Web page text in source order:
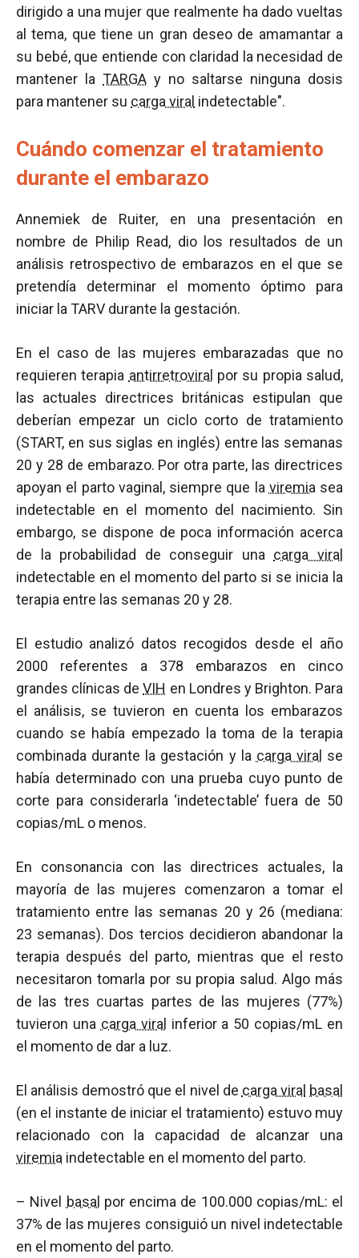
dirigido a una mujer que realmente ha dado vueltas
al tema, que tiene un gran deseo de amamantar a
su bebé, que entiende con claridad la necesidad de
mantener la TARGA y no saltarse ninguna dosis
para mantener su carga viral indetectable".
Cuándo comenzar el tratamiento
durante el embarazo
Annemiek de Ruiter, en una presentación en
nombre de Philip Read, dio los resultados de un
análisis retrospectivo de embarazos en el que se
pretendía determinar el momento óptimo para
iniciar la TARV durante la gestación.
En el caso de las mujeres embarazadas que no
requieren terapia antirretroviral por su propia salud,
las actuales directrices británicas estipulan que
deberían empezar un ciclo corto de tratamiento
(START, en sus siglas en inglés) entre las semanas
20 y 28 de embarazo. Por otra parte, las directrices
apoyan el parto vaginal, siempre que la viremia sea
indetectable en el momento del nacimiento. Sin
embargo, se dispone de poca información acerca
de la probabilidad de conseguir una carga viral
indetectable en el momento del parto si se inicia la
terapia entre las semanas 20 y 28.
El estudio analizó datos recogidos desde el año
2000 referentes a 378 embarazos en cinco
grandes clínicas deVIH en Londres y Brighton. Para
el análisis, se tuvieron en cuenta los embarazos
cuando se había empezado la toma de la terapia
combinada durante la gestación y la carga viral se
había determinado con una prueba cuyo punto de
corte para considerarla ‘indetectable’ fuera de 50
copias/mL o menos.
En consonancia con las directrices actuales, la
mayoría de las mujeres comenzaron a tomar el
tratamiento entre las semanas 20 y 26 (mediana:
23 semanas). Dos tercios decidieron abandonar la
terapia después del parto, mientras que el resto
necesitaron tomarla por su propia salud. Algo más
de las tres cuartas partes de las mujeres (77%)
tuvieron una carga viral inferior a 50 copias/mL en
el momento de dar a luz.
El análisis demostró que el nivel de carga viral basal
(en el instante de iniciar el tratamiento) estuvo muy
relacionado con la capacidad de alcanzar una
viremia indetectable en el momento del parto.
– Nivel basal por encima de 100.000 copias/mL: el
37% de las mujeres consiguió un nivel indetectable
en el momento del parto.